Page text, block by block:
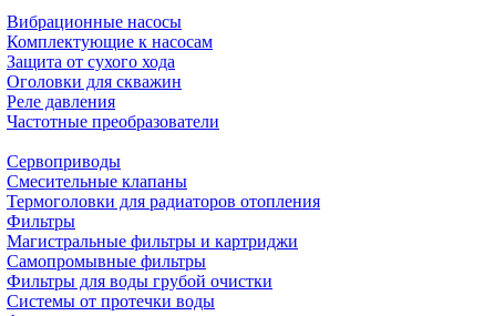
Вибрационные насосы
Комплектующие к насосам
Защита от сухого хода
Оголовки для скважин
Реле давления
Частотные преобразователи
Сервоприводы
Смесительные клапаны
Термоголовки для радиаторов отопления
Фильтры
Магистральные фильтры и картриджи
Самопромывные фильтры
Фильтры для воды грубой очистки
Системы от протечки воды